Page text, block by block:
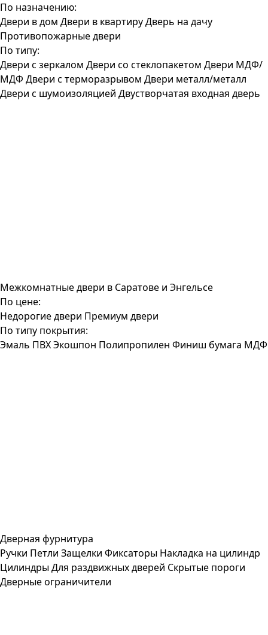
По назначению:
Двери в дом Двери в квартируДверь на дачу
Противопожарные двери
По типу:
Двери с зеркалом Двери со стеклопакетом Двери МДФ/
МДФ Двери с терморазрывом Двери металл/металл
Двери с шумоизоляцией Двустворчатая входная дверь
Межкомнатные двери в Саратове и Энгельсе
По цене:
Недорогие двери Премиум двери
По типу покрытия:
Эмаль ПВХЭкошпон Полипропилен Финиш бумага МДФ
Дверная фурнитура
Ручки Петли Защелки Фиксаторы Накладка на цилиндр
ЦилиндрыДля раздвижных дверей Скрытые пороги
Дверные ограничители